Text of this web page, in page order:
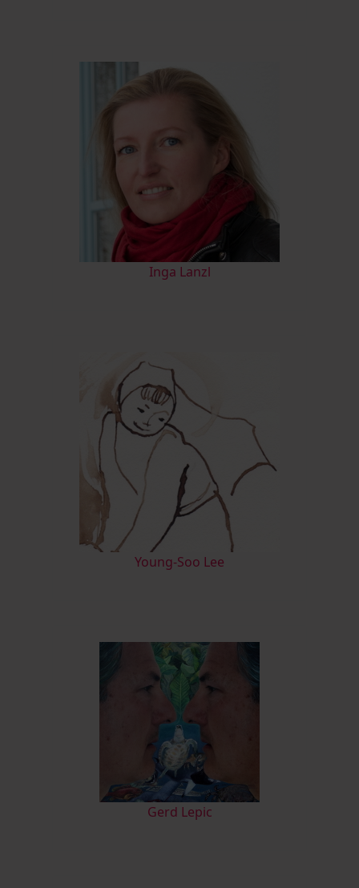
Inga Lanzl
Young-Soo Lee
Gerd Lepic